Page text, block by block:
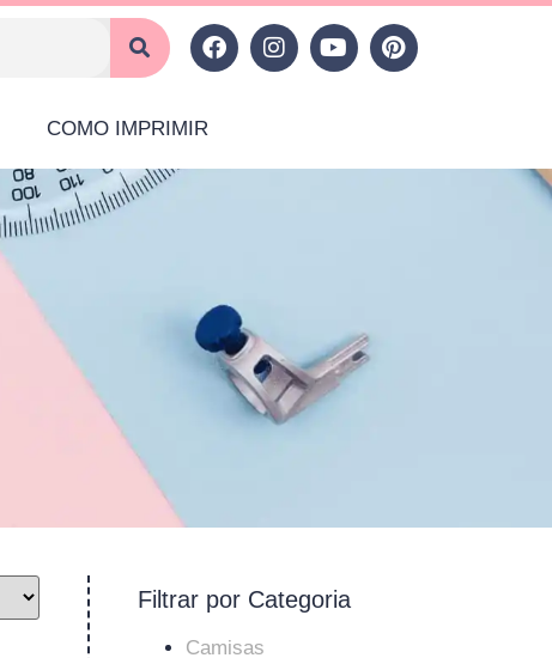
COMO IMPRIMIR
Filtrar por Categoria
Camisas